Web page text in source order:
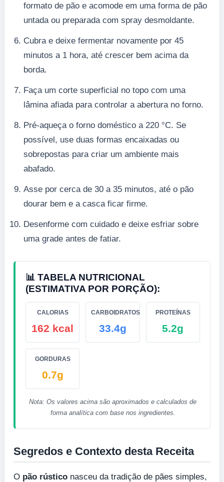
formato de pão e acomode em uma forma de pão
untada ou preparada com spray desmoldante.
Cubra e deixe fermentar novamente por 45
minutos a 1 hora, até crescer bem acima da
borda.
Faça um corte superficial no topo com uma
lâmina afiada para controlar a abertura no forno.
Pré-aqueça o forno doméstico a 220 °C. Se
possível, use duas formas encaixadas ou
sobrepostas para criar um ambiente mais
abafado.
Asse por cerca de 30 a 35 minutos, até o pão
dourar bem e a casca ficar firme.
Desenforme com cuidado e deixe esfriar sobre
uma grade antes de fatiar.
📊 TABELA NUTRICIONAL
(ESTIMATIVA POR PORÇÃO):
CALORIAS
162 kcal
CARBOIDRATOS
33.4g
PROTEÍNAS
5.2g
GORDURAS
0.7g
Nota: Os valores acima são aproximados e calculados de
forma analítica com base nos ingredientes.
Segredos e Contexto desta Receita
O pão rústico nasceu da tradição de pães simples,